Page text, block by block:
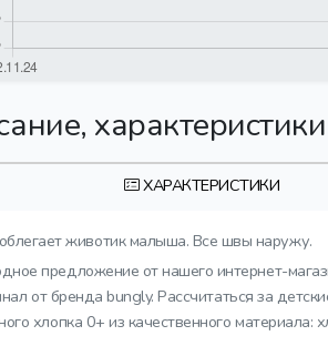
ХАРАКТЕРИСТИКИ
животик малыша. Все швы наружу.
предложение от нашего интернет-
от бренда bungly. Рассчитаться за
хлопка 0+ из качественного